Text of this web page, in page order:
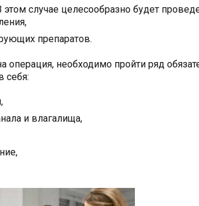
случае целесообразно будет
препаратов.
операция, необходимо пройти ряд
себя:
и влагалища,